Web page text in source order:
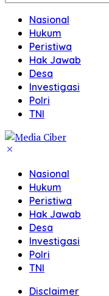
Nasional
Hukum
Peristiwa
Hak Jawab
Desa
Investigasi
Polri
TNI
Nasional
Hukum
Peristiwa
Hak Jawab
Desa
Investigasi
Polri
TNI
Disclaimer